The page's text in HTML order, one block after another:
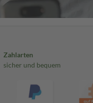
Zahlarten
sicher und bequem